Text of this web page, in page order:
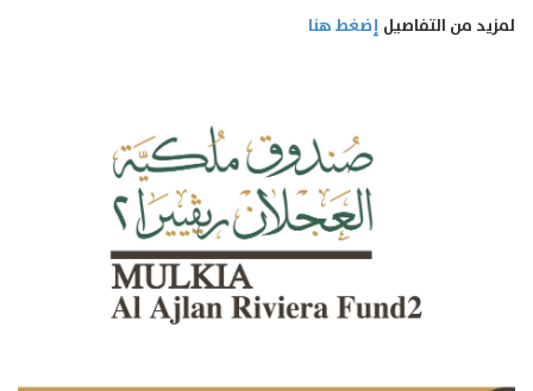
لمزيد من التفاصيل إضغط هنا